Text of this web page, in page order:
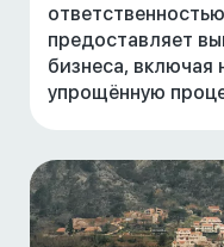
предоставляет
бизнеса, включая
упрощённую